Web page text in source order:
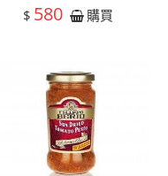
$ 580 購買